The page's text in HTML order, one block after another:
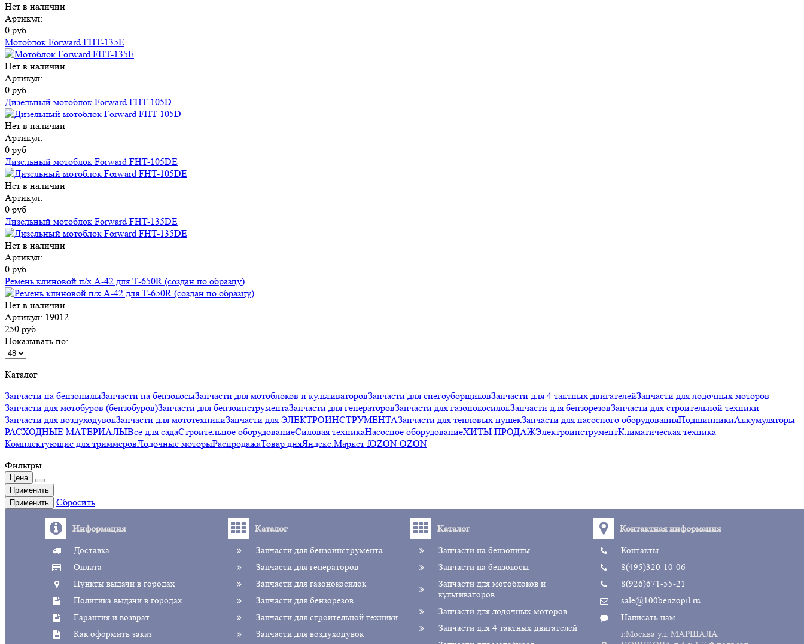
Нет в наличии
Артикул:
0 руб
Мотоблок Forward FHT-135E
Нет в наличии
Артикул:
0 руб
Дизельный мотоблок Forward FHT-105D
Нет в наличии
Артикул:
0 руб
Дизельный мотоблок Forward FHT-105DE
Нет в наличии
Артикул:
0 руб
Дизельный мотоблок Forward FHT-135DE
Нет в наличии
Артикул:
0 руб
Ремень клиновой п/х А-42 для Т-650R (создан по образцу)
Нет в наличии
Артикул: 19012
250 руб
Показывать по:
Каталог
Запчасти на бензопилыЗапчасти на бензокосыЗапчасти для мотоблоков и культиваторовЗапчасти для снегоуборщиковЗапчасти для 4 тактных двигателейЗапчасти для лодочных моторов
Запчасти для мотобуров (бензобуров)Запчасти для бензоинструментаЗапчасти для генераторовЗапчасти для газонокосилокЗапчасти для бензорезовЗапчасти для строительной техники
Запчасти для воздуходувокЗапчасти для мототехникиЗапчасти для ЭЛЕКТРОИНСТРУМЕНТАЗапчасти для тепловых пушекЗапчасти для насосного оборудованияПодшипникиАккумуляторы
РАСХОДНЫЕ МАТЕРИАЛЫВсе для садаСтроительное оборудованиеСиловая техникаНасосное оборудованиеХИТЫ ПРОДАЖЭлектроинструментКлиматическая техника
Комплектующие для триммеровЛодочные моторыРаспродажаТовар дняЯндекс.Маркет fOZON OZON
Фильтры
Цена
Применить
Применить
Сбросить
Информация
Доставка
Оплата
Пункты выдачи в городах
Политика выдачи в городах
Гарантия и возврат
Как оформить заказ
Каталог
Запчасти для бензоинструмента
Запчасти для генераторов
Запчасти для газонокосилок
Запчасти для бензорезов
Запчасти для строительной техники
Запчасти для воздуходувок
Каталог
Запчасти на бензопилы
Запчасти на бензокосы
Запчасти для мотоблоков и
культиваторов
Запчасти для лодочных моторов
Запчасти для 4 тактных двигателей
Контактная информация
Контакты
8(495)320-10-06
8(926)671-55-21
sale@100benzopil.ru
Написать нам
г.Москва ул. МАРШАЛА